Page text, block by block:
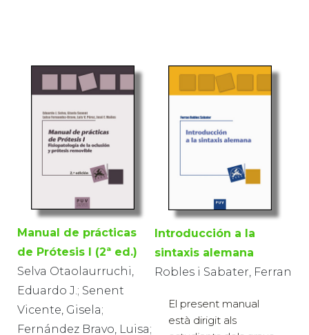
Manual de prácticas
de Prótesis I (2ª ed.)
Selva Otaolaurruchi,
Eduardo J.; Senent
Vicente, Gisela;
Fernández Bravo, Luisa;
Introducción a la
sintaxis alemana
Robles i Sabater, Ferran
El present manual
està dirigit als